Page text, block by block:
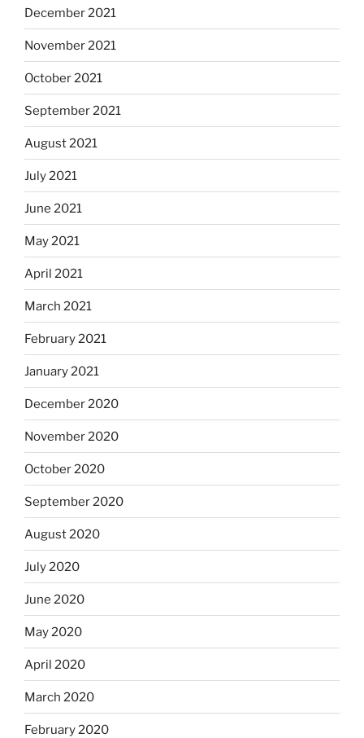
December 2021
November 2021
October 2021
September 2021
August 2021
July 2021
June 2021
May 2021
April 2021
March 2021
February 2021
January 2021
December 2020
November 2020
October 2020
September 2020
August 2020
July 2020
June 2020
May 2020
April 2020
March 2020
February 2020